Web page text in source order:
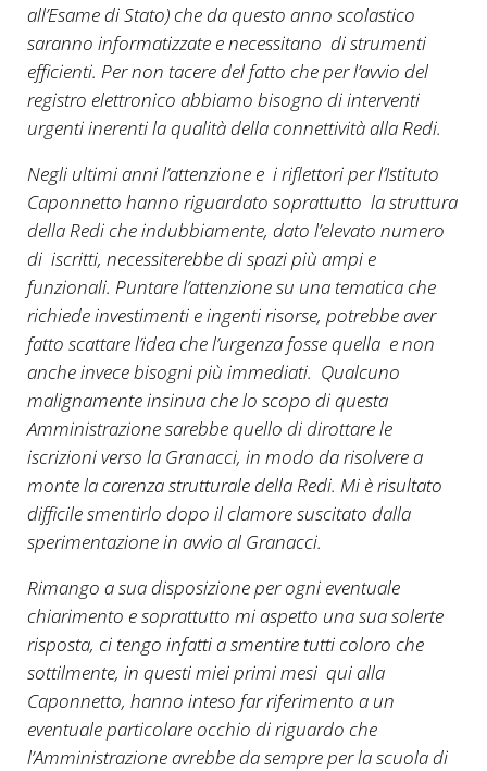
all’Esame di Stato) che da questo anno scolastico
saranno informatizzate e necessitano di strumenti
efficienti. Per non tacere del fatto che per l’avvio del
registro elettronico abbiamo bisogno di interventi
urgenti inerenti la qualità della connettività alla Redi.
Negli ultimi anni l’attenzione e i riflettori per l’Istituto
Caponnetto hanno riguardato soprattutto la struttura
della Redi che indubbiamente, dato l’elevato numero
di iscritti, necessiterebbe di spazi più ampi e
funzionali. Puntare l’attenzione su una tematica che
richiede investimenti e ingenti risorse, potrebbe aver
fatto scattare l’idea che l’urgenza fosse quella e non
anche invece bisogni più immediati. Qualcuno
malignamente insinua che lo scopo di questa
Amministrazione sarebbe quello di dirottare le
iscrizioni verso la Granacci, in modo da risolvere a
monte la carenza strutturale della Redi. Mi è risultato
difficile smentirlo dopo il clamore suscitato dalla
sperimentazione in avvio al Granacci.
Rimango a sua disposizione per ogni eventuale
chiarimento e soprattutto mi aspetto una sua solerte
risposta, ci tengo infatti a smentire tutti coloro che
sottilmente, in questi miei primi mesi qui alla
Caponnetto, hanno inteso far riferimento a un
eventuale particolare occhio di riguardo che
l’Amministrazione avrebbe da sempre per la scuola di